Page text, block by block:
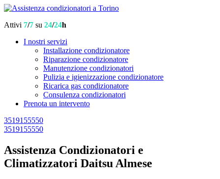
Attivi 7/7 su 24/24h
I nostri servizi
Installazione condizionatore
Riparazione condizionatore
Manutenzione condizionatori
Pulizia e igienizzazione condizionatore
Ricarica gas condizionatore
Consulenza condizionatori
Prenota un intervento
3519155550
3519155550
Assistenza Condizionatori e
Climatizzatori Daitsu Almese